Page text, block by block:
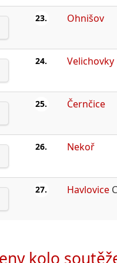
23. Ohnišov
24. Velichovky
25. Černčice
26. Nekoř
27. HavloviceC
kolo